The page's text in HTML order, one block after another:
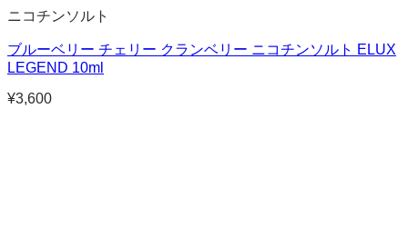
ニコチンソルト
ブルーベリー チェリー クランベリー ニコチンソルト ELUX
LEGEND 10ml
¥3,600